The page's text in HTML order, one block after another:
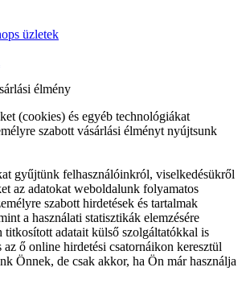
üzletek
élmény
(cookies) és egyéb technológiákat
szabott vásárlási élményt nyújtsunk
gyűjtünk felhasználóinkról, viselkedésükről
az adatokat weboldalunk folyamatos
szabott hirdetések és tartalmak
a használati statisztikák elemzésére
adatait külső szolgáltatókkal is
ő online hirdetési csatornáikon keresztül
Önnek, de csak akkor, ha Ön már használja